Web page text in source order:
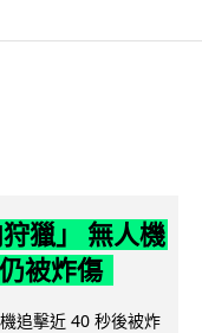
獵」 無人機
被炸傷
追擊近 40 秒後被炸